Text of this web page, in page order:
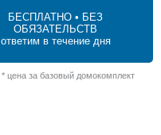
БЕСПЛАТНО • БЕЗ
ОБЯЗАТЕЛЬСТВ
ответим в течение дня
* цена за базовый домокомплект